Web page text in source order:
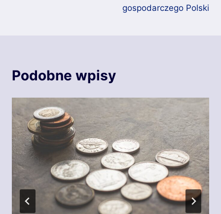
gospodarczego Polski
Podobne wpisy